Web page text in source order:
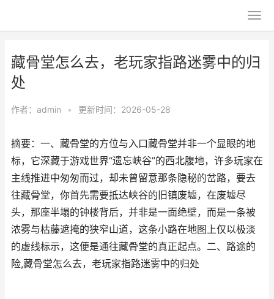
藏骨堂怎么去，老玩家指路迷雾中的归
处
作者： admin • 更新时间：2026-05-28
摘要：一、藏骨堂的方位与入口藏骨堂并非一个显眼的地
标，它深藏于游戏世界“遗忘峡谷”的西北腹地，许多玩家在
主线推进中匆匆而过，却未曾留意那条隐秘的岔路，要去
往藏骨堂，你首先需要抵达峡谷的旧镇废墟，在废墟尽
头，那座半塌的钟楼背后，并非是一面绝壁，而是一条被
浓雾与枯藤遮掩的狭窄山道，这条小路在地图上仅以极淡
的虚线标示，这便是通往藏骨堂的真正起点。二、路途的
险,藏骨堂怎么去，老玩家指路迷雾中的归处